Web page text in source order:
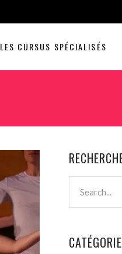
LES CURSUS SPÉCIALISÉS